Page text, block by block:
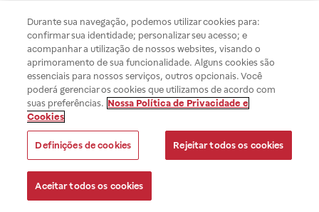
Durante sua navegação, podemos utilizar cookies para:
confirmar sua identidade; personalizar seu acesso; e
acompanhar a utilização de nossos websites, visando o
aprimoramento de sua funcionalidade. Alguns cookies são
essenciais para nossos serviços, outros opcionais. Você
poderá gerenciar os cookies que utilizamos de acordo com
suas preferências. Nossa Política de Privacidade e
Cookies
Definições de cookies Rejeitar todos os cookies
Aceitar todos os cookies